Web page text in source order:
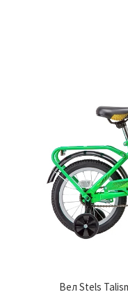
Вел Stels